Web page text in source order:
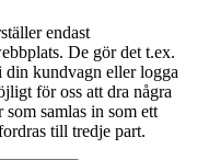
endast
De gör det t.ex.
kundvagn eller logga
för oss att dra några
samlas in som ett
till tredje part.